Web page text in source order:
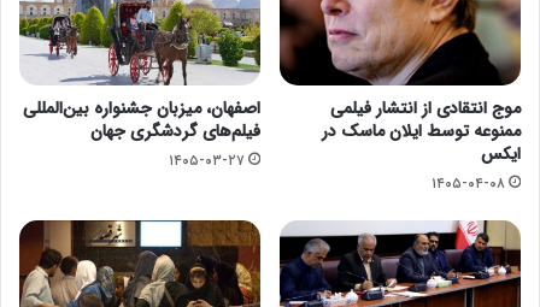
موج انتقادی از انتشار فیلمی
ممنوعه توسط ایلان ماسک در
ایکس
۱۴۰۵-۰۴-۰۸
اصفهان، میزبان جشنواره بین‌المللی
فیلم‌های گردشگری جهان
۱۴۰۵-۰۳-۲۷